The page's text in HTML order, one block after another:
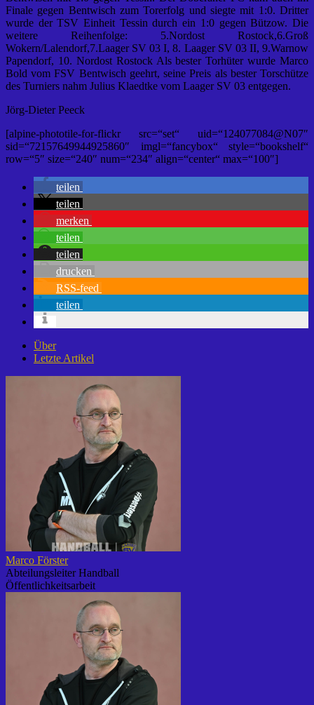
Finale gegen Bentwisch zum Torerfolg und siegte mit 1:0. Dritter
wurde der TSV Einheit Tessin durch ein 1:0 gegen Bützow. Die
weitere Reihenfolge: 5.Nordost Rostock,6.Groß
Wokern/Lalendorf,7.Laager SV 03 I, 8. Laager SV 03 II, 9.Warnow
Papendorf, 10. Nordost Rostock Als bester Torhüter wurde Marco
Bold vom FSV Bentwisch geehrt, seine Preis als bester Torschütze
des Turniers nahm Julius Klaedtke vom Laager SV 03 entgegen.
Jörg-Dieter Peeck
[alpine-phototile-for-flickr src=“set“ uid=“124077084@N07″
sid=“72157649944925860″ imgl=“fancybox“ style=“bookshelf“
row=“5″ size=“240″ num=“234″ align=“center“ max=“100″]
teilen
teilen
merken
teilen
teilen
drucken
RSS-feed
teilen
Über
Letzte Artikel
Marco Förster
Abteilungsleiter Handball
Öffentlichkeitsarbeit